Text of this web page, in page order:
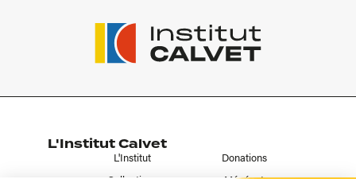
L'Institut Calvet
L'Institut
Donations